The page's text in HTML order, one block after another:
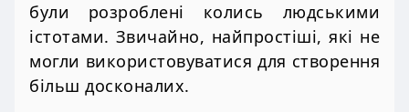
були розроблені колись людськими
істотами. Звичайно, найпростіші, які не
могли використовуватися для створення
більш досконалих.